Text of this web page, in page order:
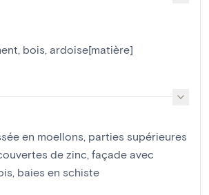
bois ardoise[matière]
en moellons, parties supérieures
de zinc, façade avec
baies en schiste